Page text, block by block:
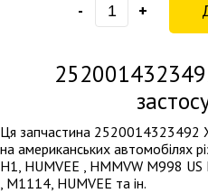
- +
Ця запчастина 2520014323492
на американських автомобілях
H1, HUMVEE , HMMVW M998
, M1114, HUMVEE та ін.